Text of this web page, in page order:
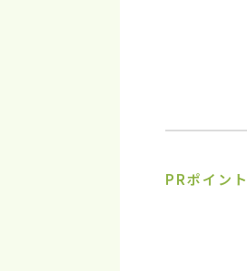
PRポイント